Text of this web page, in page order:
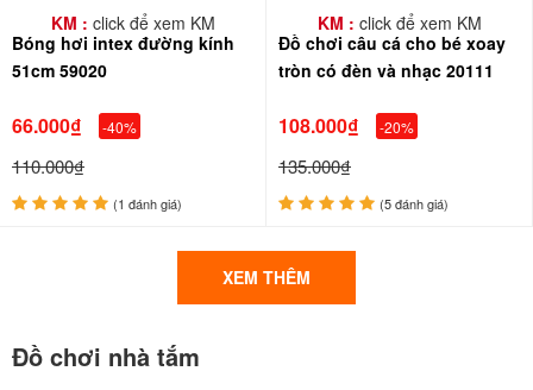
KM : click để xem KM
Bóng hơi intex đường kính
51cm 59020
66.000₫ -40%
110.000₫
(1 đánh giá)
KM : click để xem KM
Đồ chơi câu cá cho bé xoay
tròn có đèn và nhạc 20111
108.000₫ -20%
135.000₫
(5 đánh giá)
XEM THÊM
Đồ chơi nhà tắm